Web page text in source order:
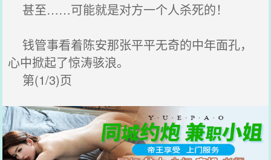
甚至……可能就是对方一个人杀死的！
钱管事看着陈安那张平平无奇的中年面孔，
心中掀起了惊涛骇浪。
第(1/3)页